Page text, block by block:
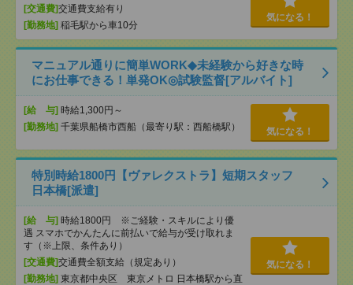
[交通費]交通費支給有り
[勤務地] 稲毛駅から車10分
気になる！
マニュアル通りに簡単WORK◆未経験から好きな時
にお仕事できる！単発OK◎試験監督[アルバイト]
[給 与] 時給1,300円～
[勤務地] 千葉県船橋市西船（最寄り駅：西船橋駅） 気になる！
特別時給1800円【ヴァレクストラ】短期スタッフ
日本橋[派遣]
[給 与] 時給1800円 ※ご経験・スキルにより優
遇 スマホでかんたんに前払いで給与が受け取れま
す（※上限、条件あり）
[交通費]交通費全額支給（規定あり）
[勤務地] 東京都中央区 東京メトロ 日本橋駅から直
気になる！